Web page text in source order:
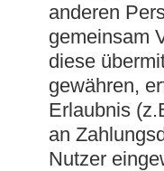
anderen
gemeinsam
diese
gewähren,
Erlaubnis
an
Nutzer